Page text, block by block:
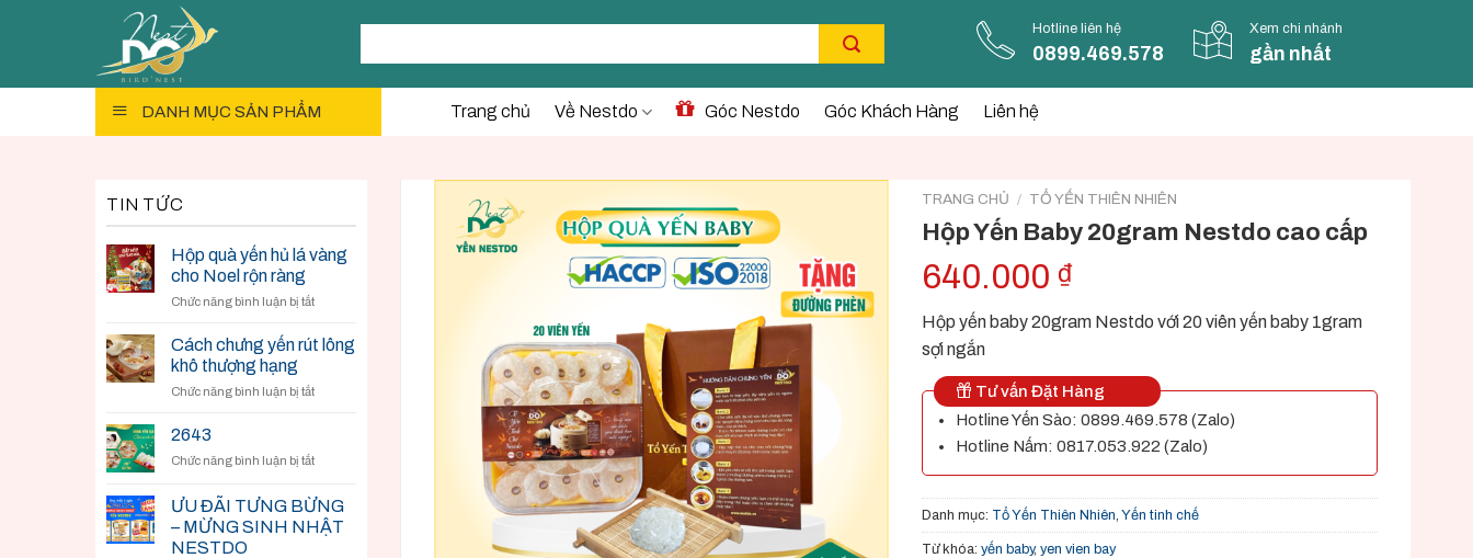
Hotline liên hệ
0899.469.578
Xem chi nhánh
gần nhất
DANH MỤC SẢN PHẨM Trang chủ Về Nestdo Góc Nestdo Góc Khách Hàng Liên hệ
TIN TỨC
Hộp quà yến hủ lá vàng
cho Noel rộn ràng
Chức năng bình luận bị tắtở
quà
lá
rộn
Cách chưng yến rút lông
khô thượng hạng
Chức năng bình luận bị tắtở
rút
khô
thượng
hạng
2643
Chức năng bình luận bị tắtở
ƯU ĐÃI TƯNG BỪNG
– MỪNG SINH NHẬT
NESTDO
TRANG CHỦ / TỔ YẾN THIÊN NHIÊN
Hộp Yến Baby 20gram Nestdo cao cấp
640.000 ₫
Hộp yến baby 20gram Nestdo với 20 viên yến baby 1gram
sợi ngắn
Tư vấn Đặt Hàng
Hotline Yến Sào: 0899.469.578 (Zalo)
Hotline Nấm: 0817.053.922 (Zalo)
Danh mục: Tổ Yến Thiên Nhiên ,Yến tinh chế
Từ khóa:yến baby,yen vien bay